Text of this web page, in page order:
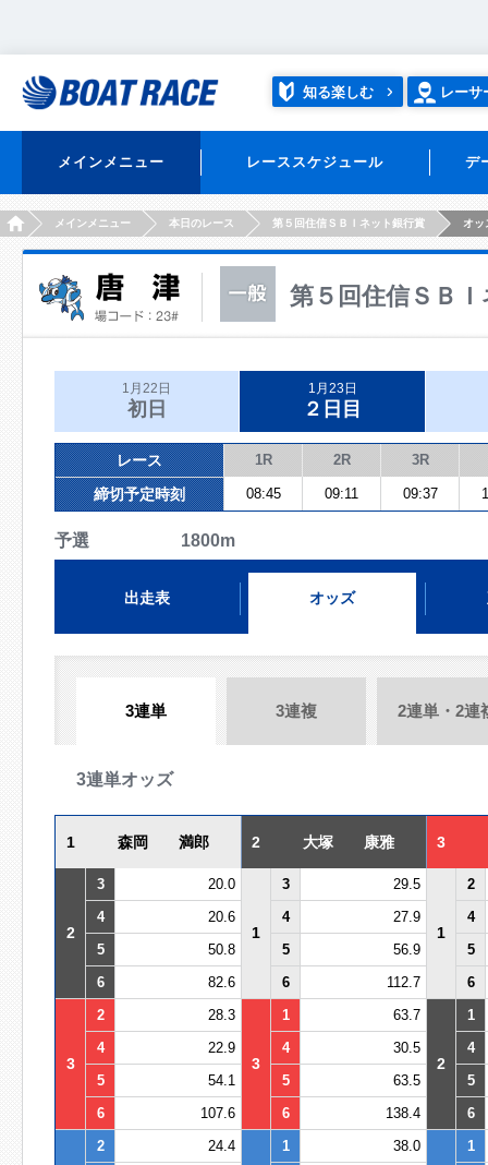
知る楽しむ レーサ
メインメニュー レーススケジュール デ
HOMEメインメニュー 本日のレース 第５回住信ＳＢＩネット銀行賞 オッ
第５回住信ＳＢ
1月22日
初日
1月23日
２日目
レース 1R 2R 3R
締切予定時刻 08:45 09:11 09:37
予選 1800m
出走表 オッズ
3連単 3連複 2連単・2連
3連単オッズ
1 森岡 満郎 2 大塚 康雅 3
2
3 20.0
1
3 29.5
1
2
4
20.6 4 27.9
4
5
50.8 5 56.9
5
6
82.6 6 112.7 6
3
2 28.3
3
1 63.7
2
1
4
22.9 4 30.5
4
5
54.1 5 63.5
5
6
107.6 6 138.4 6
2 24.4 1 38.0
1